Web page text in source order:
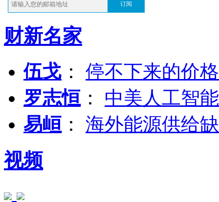
订阅
财新名家
伍戈 ： 停不下来的价
罗志恒 ： 中美人工智
易峘 ： 海外能源供给
视频